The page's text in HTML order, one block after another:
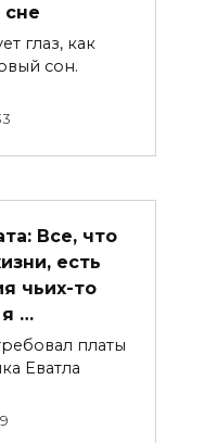
глаз, как
сон.
Все, что
есть
чьих-то
…
платы
Еватла